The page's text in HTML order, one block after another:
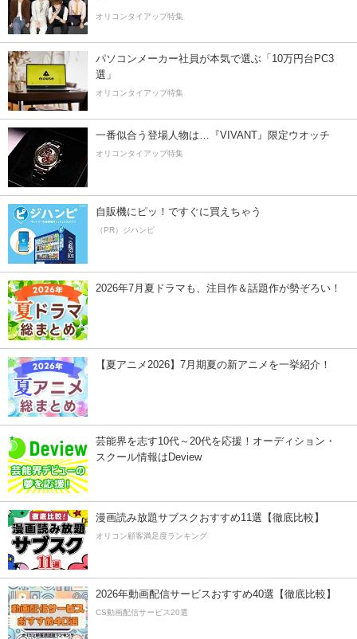
オリコンタイアップ特集
パソコンメーカー社員が本気で選ぶ「10万円台PC3
選」
オリコンタイアップ特集
一番似合う登場人物は…『VIVANT』限定ウオッチ
オリコンタイアップ特集
自販機にピッ！ですぐに買えちゃう
（PR）ジハンピ
2026年7月夏ドラマも、注目作＆話題作が勢ぞろい！
【夏アニメ2026】7月期夏の新アニメを一挙紹介！
芸能界を志す10代～20代を応援！オーディション・
スクール情報はDeview
漫画読み放題サブスクおすすめ11選【徹底比較】
オリコン顧客満足度ランキング
2026年動画配信サービスおすすめ40選【徹底比較】
CS動画配信サービス20選